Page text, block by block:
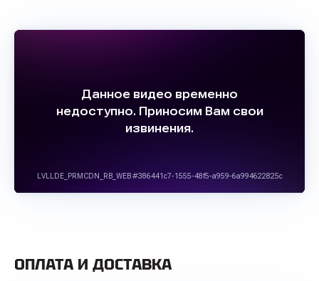
ОПЛАТА И ДОСТАВКА